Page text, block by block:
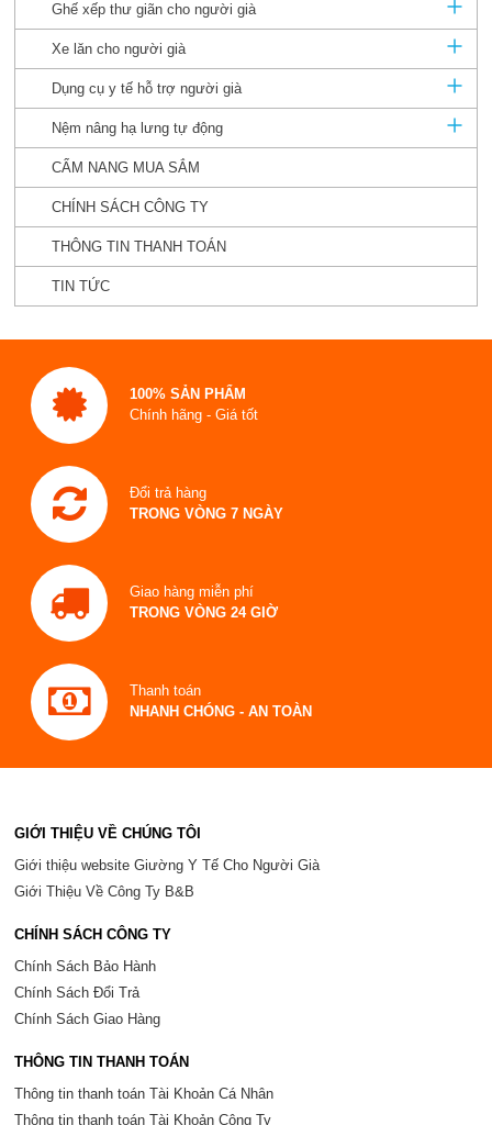
Ghế xếp thư giãn cho người già
Xe lăn cho người già
Dụng cụ y tế hỗ trợ người già
Nệm nâng hạ lưng tự động
CẨM NANG MUA SẮM
CHÍNH SÁCH CÔNG TY
THÔNG TIN THANH TOÁN
TIN TỨC
100% SẢN PHẨM
Chính hãng - Giá tốt
Đổi trả hàng
TRONG VÒNG 7 NGÀY
Giao hàng miễn phí
TRONG VÒNG 24 GIỜ
Thanh toán
NHANH CHÓNG - AN TOÀN
GIỚI THIỆU VỀ CHÚNG TÔI
Giới thiệu website Giường Y Tế Cho Người Già
Giới Thiệu Về Công Ty B&B
CHÍNH SÁCH CÔNG TY
Chính Sách Bảo Hành
Chính Sách Đổi Trả
Chính Sách Giao Hàng
THÔNG TIN THANH TOÁN
Thông tin thanh toán Tài Khoản Cá Nhân
Thông tin thanh toán Tài Khoản Công Ty